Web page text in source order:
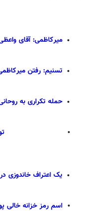
میرکاظمی: آقای
تسنیم: رفتن
حمله تکراری به
یک اعتراف خاندوزی
اسم رمز خزانه خالی